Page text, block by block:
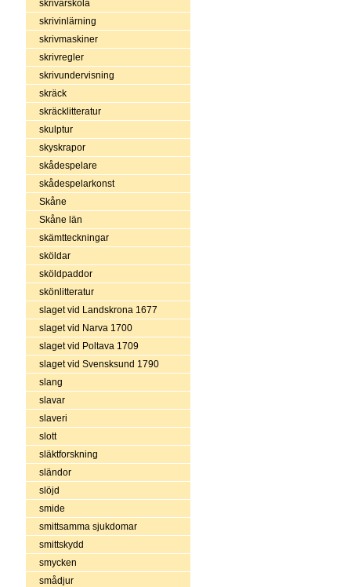
skrivarskola
skrivinlärning
skrivmaskiner
skrivregler
skrivundervisning
skräck
skräcklitteratur
skulptur
skyskrapor
skådespelare
skådespelarkonst
Skåne
Skåne län
skämtteckningar
sköldar
sköldpaddor
skönlitteratur
slaget vid Landskrona 1677
slaget vid Narva 1700
slaget vid Poltava 1709
slaget vid Svensksund 1790
slang
slavar
slaveri
slott
släktforskning
sländor
slöjd
smide
smittsamma sjukdomar
smittskydd
smycken
smådjur